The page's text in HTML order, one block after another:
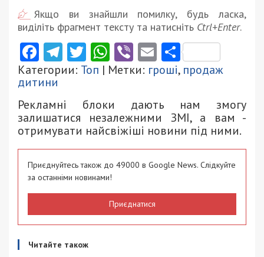
Якщо ви знайшли помилку, будь ласка,
виділіть фрагмент тексту та натисніть Ctrl+Enter.
Facebook
Telegram
Twitter
WhatsApp
ViberEmail
Категории: Топ | Метки: гроші, продаж
дитини
Рекламні блоки дають нам змогу
залишатися незалежними ЗМІ, а вам -
отримувати найсвіжіші новини під ними.
Приєднуйтесь також до 49000 в Google News. Слідкуйте
за останніми новинами!
Приєднатися
Читайте також